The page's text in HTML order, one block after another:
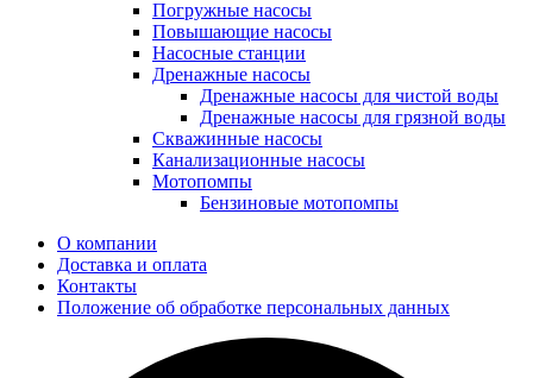
Погружные насосы
Повышающие насосы
Насосные станции
Дренажные насосы
Дренажные насосы для чистой воды
Дренажные насосы для грязной воды
Скважинные насосы
Канализационные насосы
Мотопомпы
Бензиновые мотопомпы
О компании
Доставка и оплата
Контакты
Положение об обработке персональных данных